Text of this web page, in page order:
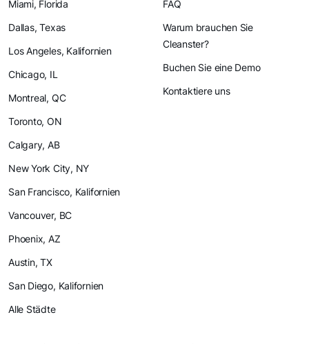
Miami, Florida
Dallas, Texas
Los Angeles, Kalifornien
Chicago, IL
Montreal, QC
Toronto, ON
Calgary, AB
New York City, NY
San Francisco, Kalifornien
Vancouver, BC
Phoenix, AZ
Austin, TX
San Diego, Kalifornien
Alle Städte
FAQ
Warum brauchen Sie
Cleanster?
Buchen Sie eine Demo
Kontaktiere uns